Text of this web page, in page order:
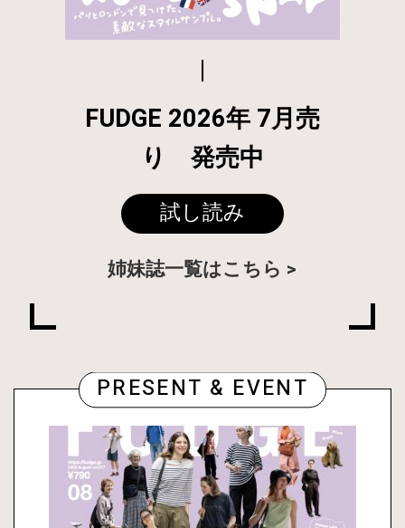
FUDGE 2026年 7月売
り 発売中
試し読み
姉妹誌一覧はこちら
PRESENT & EVENT